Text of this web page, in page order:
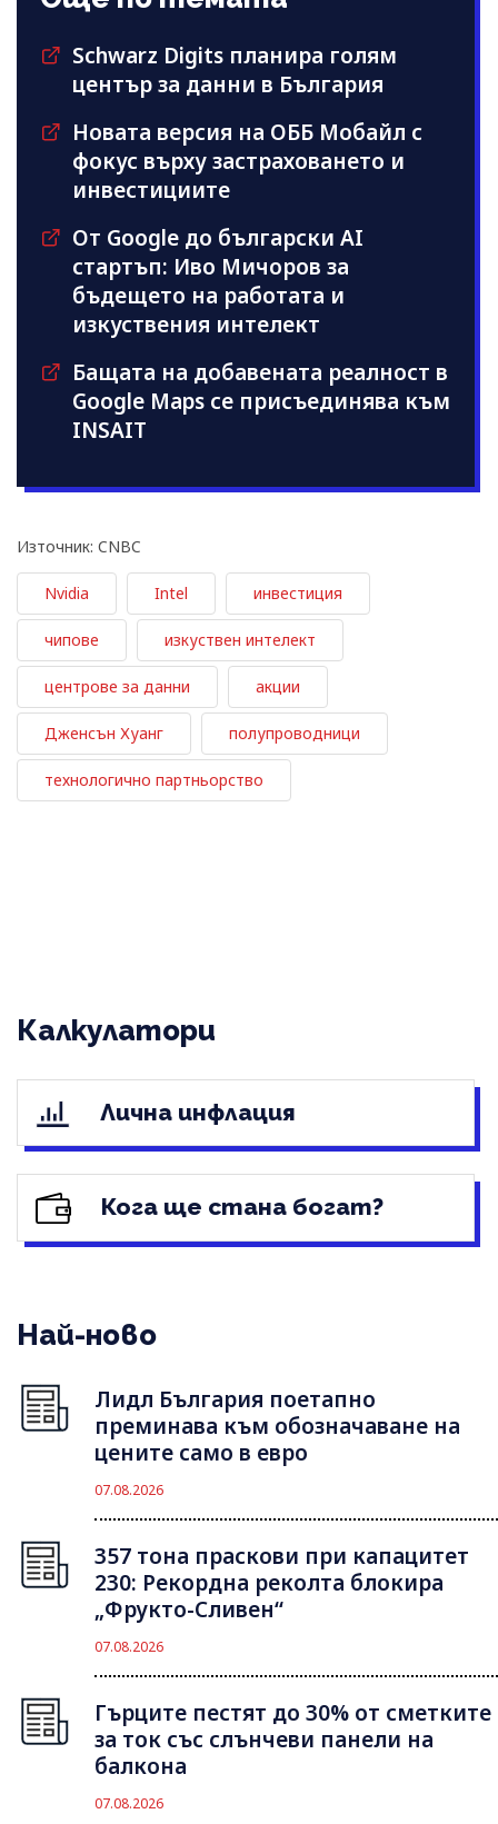
Schwarz Digits планира голям
център за данни в България
Новата версия на ОББ Мобайл с
фокус върху застраховането и
инвестициите
От Google до български AI
стартъп: Иво Мичоров за
бъдещето на работата и
изкуствения интелект
Бащата на добавената реалност в
Google Maps се присъединява към
INSAIT
Източник: CNBC
Nvidia Intel инвестиция
чипове изкуствен интелект
центрове за данни акции
Дженсън Хуанг полупроводници
технологично партньорство
Калкулатори
Лична инфлация
Кога ще стана богат?
Най-ново
Лидл България поетапно
преминава към обозначаване на
цените само в евро
07.08.2026
357 тона праскови при капацитет
230: Рекордна реколта блокира
„Фрукто-Сливен“
07.08.2026
Гърците пестят до 30% от сметките
за ток със слънчеви панели на
балкона
07.08.2026